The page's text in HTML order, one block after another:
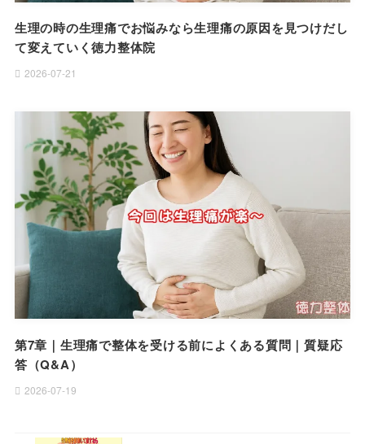
生理の時の生理痛でお悩みなら生理痛の原因を見つけだし
て変えていく徳力整体院
2026-07-21
第7章｜生理痛で整体を受ける前によくある質問｜質疑応
答（Q&A）
2026-07-19